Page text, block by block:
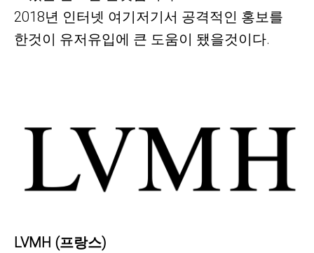
2018년 인터넷 여기저기서 공격적인 홍보를
한것이 유저유입에 큰 도움이 됐을것이다.
LVMH (프랑스)